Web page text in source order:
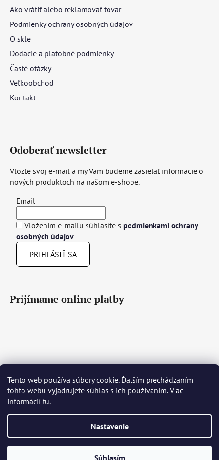
Tento web používa súbory cookie. Ďalším prechádzaním
tohto webu vyjadrujete súhlas s ich používaním. Viac
informácií tu.
Nastavenie
Súhlasím
Ako vrátiť alebo reklamovať tovar
Podmienky ochrany osobných údajov
O skle
Dodacie a platobné podmienky
Časté otázky
Veľkoobchod
Kontakt
Odoberať newsletter
Vložte svoj e-mail a my Vám budeme zasielať informácie o
nových produktoch na našom e-shope.
Email
Vložením e-mailu súhlasíte s podmienkami ochrany
osobných údajov
PRIHLÁSIŤ SA
Prijímame online platby
Čeština Slovenčina English Deutsch Magyar
Język polski Română Italiano Español Français
Português
Nederlands Українська Ελληνικά Svenska Dansk